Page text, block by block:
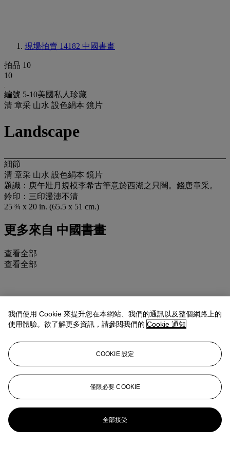
現場拍賣 14182 中國書畫
拍品 10
10
編號 5-10美國私人珍藏
清 章采 山水 設色絹本 鏡片
Landscape
細節
清 章采 山水 設色絹本 鏡片
題識：庚午壯月規模李希古筆意於西湖之只闊。錢唐章采。
鈐印：三印漫漶不清
25 ¾ x 20 in. (65.5 x 51 cm.)
更多來自 中國書畫
查看全部
查看全部
我們使用 Cookie 來提升您在本網站、我們的通訊以及整個網路上的
使用體驗。欲了解更多資訊，請參閱我們的 Cookie 通知
COOKIE 設定
僅限必要 COOKIE
全部接受